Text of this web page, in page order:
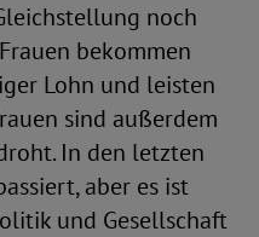
noch
bekommen
Lohn und leisten
sind außerdem
In den letzten
aber es ist
und Gesellschaft